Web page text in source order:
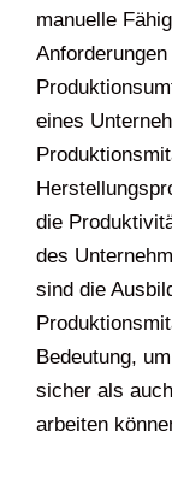
manuelle
eines
die
des
sind die
Bedeutung,
sicher als
arbeiten